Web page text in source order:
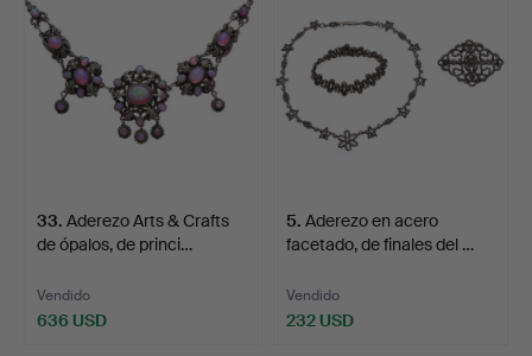
33. Aderezo Arts & Crafts
de ópalos, de princi…
Vendido
636 USD
5. Aderezo en acero
facetado, de finales del …
Vendido
232 USD